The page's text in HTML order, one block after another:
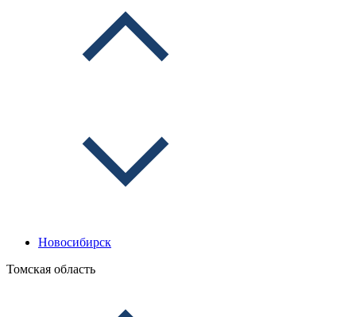
Новосибирск
Томская область